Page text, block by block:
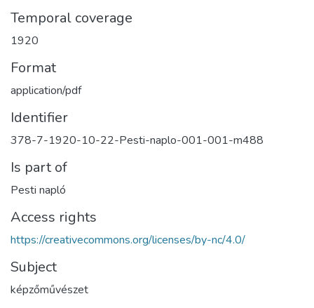
Temporal coverage
1920
Format
application/pdf
Identifier
378-7-1920-10-22-Pesti-naplo-001-001-m488
Is part of
Pesti napló
Access rights
https://creativecommons.org/licenses/by-nc/4.0/
Subject
képzőművészet